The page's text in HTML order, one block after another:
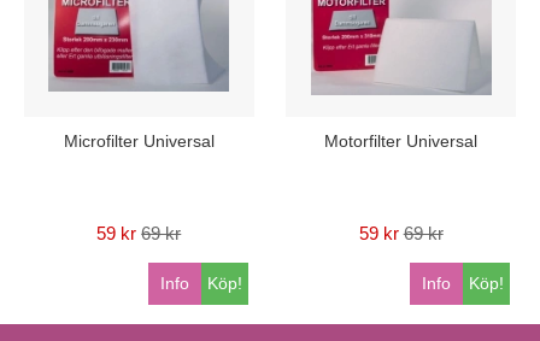
Microfilter Universal
59 kr 69 kr
Köp!
Info
Motorfilter Universal
59 kr 69 kr
Köp!
Info